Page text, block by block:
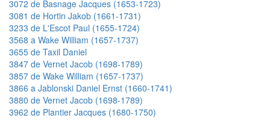
3072 de Basnage Jacques (1653-1723)
3081 de Hortin Jakob (1661-1731)
3233 de L'Escot Paul (1655-1724)
3568 a Wake William (1657-1737)
3655 de Taxil Daniel
3847 de Vernet Jacob (1698-1789)
3857 de Wake William (1657-1737)
3866 a Jablonski Daniel Ernst (1660-1741)
3880 de Vernet Jacob (1698-1789)
3962 de Plantier Jacques (1680-1750)